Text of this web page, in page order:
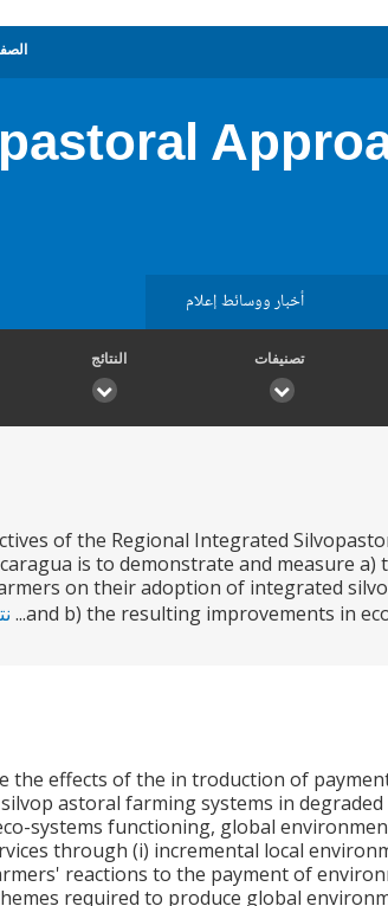
أخبار ووسائط إعلام
تصنيفات النتائج
of the Regional Integrated
is to demonstrate and measure
on their adoption of integrated
and b) the resulting improvements in
the effects of the in troduction of
astoral farming systems in degraded
systems functioning, global
through (i) incremental local
reactions to the payment of
required to produce global